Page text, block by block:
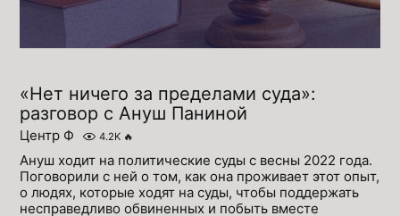
«Нет ничего за пределами суда»:
разговор с Ануш Паниной
Центр Ф 4.2K 🔥
Ануш ходит на политические суды с весны 2022 года.
Поговорили с ней о том, как она проживает этот опыт,
о людях, которые ходят на суды, чтобы поддержать
несправедливо обвиненных и побыть вместе